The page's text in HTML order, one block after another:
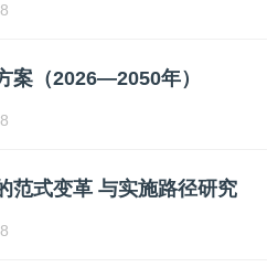
案（2026—2050年）
范式变革 与实施路径研究